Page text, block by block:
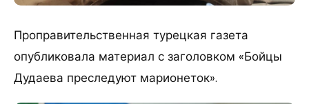
Проправительственная турецкая газета
опубликовала материал с заголовком «Бойцы
Дудаева преследуют марионеток».